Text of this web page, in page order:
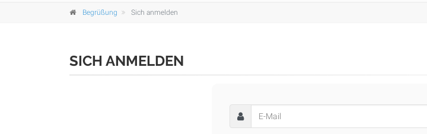
Begrüßung Sich anmelden
SICH ANMELDEN